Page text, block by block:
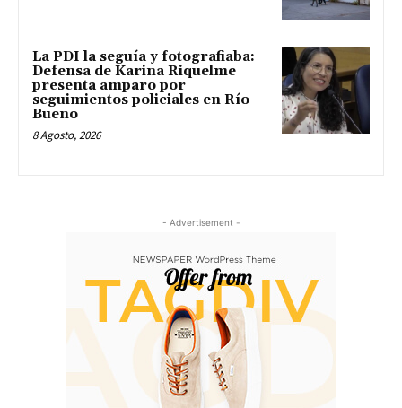
La PDI la seguía y fotografiaba:
Defensa de Karina Riquelme
presenta amparo por
seguimientos policiales en Río
Bueno
8 Agosto, 2026
- Advertisement -